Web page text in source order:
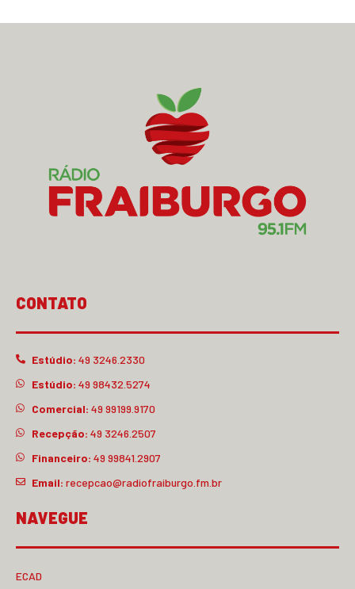
CONTATO
Estúdio: 49 3246.2330
Estúdio: 49 98432.5274
Comercial: 49 99199.9170
Recepção: 49 3246.2507
Financeiro: 49 99841.2907
Email: recepcao@radiofraiburgo.fm.br
NAVEGUE
ECAD